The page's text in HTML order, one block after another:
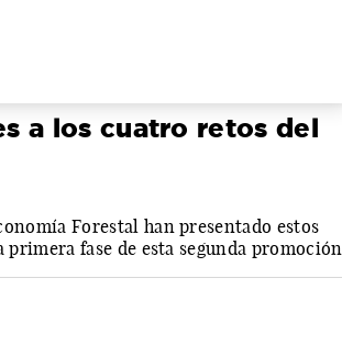
a los cuatro retos del
Forestal han presentado estos
fase de esta segunda promoción